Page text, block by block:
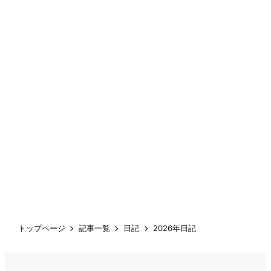
トップページ 記事一覧 日記 2026年日記